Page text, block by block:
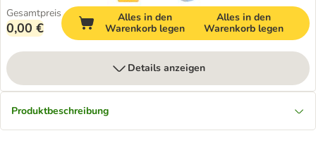
Gesamtpreis
0,00 €
Alles in den
Warenkorb legen
Alles in den
Warenkorb legen
Details anzeigen
Produktbeschreibung